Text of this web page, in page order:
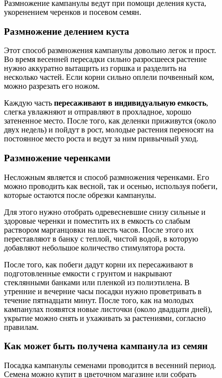
Размножение кампанулы ведут при помощи деления куста,
укоренением черенков и посевом семян.
Размножение делением куста
Этот способ размножения кампанулы довольно легок и прост.
Во время весенней пересадки сильно разросшееся растение
нужно аккуратно вытащить из горшка и разделить на
несколько частей. Если корни сильно оплели почвенный ком,
можно разрезать его ножом.
Каждую часть пересаживают в индивидуальную емкость,
слегка увлажняют и отправляют в прохладное, хорошо
затененное место. После того, как деленки приживутся (около
двух недель) и пойдут в рост, молодые растения переносят на
постоянное место роста и ведут за ним привычный уход.
Размножение черенками
Несложным является и способ размножения черенками. Его
можно проводить как весной, так и осенью, используя побеги,
которые остаются после обрезки кампанулы.
Для этого нужно отобрать одревесневшие снизу сильные и
здоровые черенки и поместить их в емкость со слабым
раствором марганцовки на шесть часов. После этого их
переставляют в банку с теплой, чистой водой, в которую
добавляют небольшое количество стимулятора роста.
После того, как побеги дадут корни их пересаживают в
подготовленные емкости с грунтом и накрывают
стеклянными банками или пленкой из полиэтилена. В
утренние и вечерние часы посадки нужно проветривать в
течение пятнадцати минут. После того, как на молодых
кампанулах появятся новые листочки (около двадцати дней),
укрытие можно снять и ухаживать за растениями, согласно
правилам.
Как может быть получена кампанула из семян
Посадка кампанулы семенами проводится в весенний период.
Семена можно купит в цветочном магазине или собрать